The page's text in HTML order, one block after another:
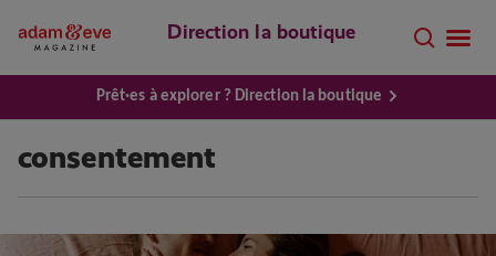
Direction la boutique
Prêt·es à explorer ? Direction la boutique
consentement